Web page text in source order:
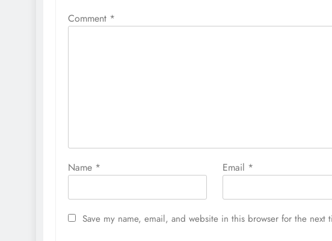
Comment *
Name * Email *
Save my name, email, and website in this browser for the next